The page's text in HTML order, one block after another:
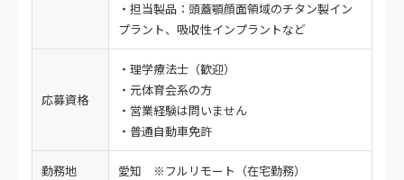
・担当製品：頭蓋顎顔面領域のチタン製イン
プラント、吸収性インプラントなど
応募資格
・理学療法士（歓迎）
・元体育会系の方
・営業経験は問いません
・普通自動車免許
勤務地 愛知 ※フルリモート（在宅勤務）